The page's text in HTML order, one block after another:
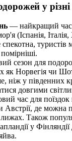
у різні
— найкращий час
(Іспанія,
спекотна, туристів
сезон для
як Норвегія чи
ніж у південних
довгими
час для
Австрії, де можна
Також
у